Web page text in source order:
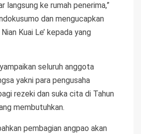
langsung ke rumah penerima,”
dan mengucapkan
Nian Kuai Le’ kepada yang
seluruh anggota
yakni para pengusaha
rezeki dan suka cita di Tahun
membutuhkan.
pembagian angpao akan